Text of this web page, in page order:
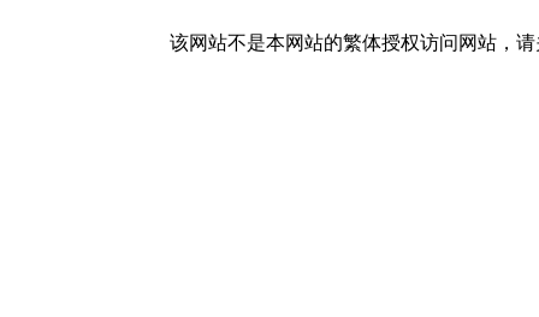
该网站不是本网站的繁体授权访问网站，